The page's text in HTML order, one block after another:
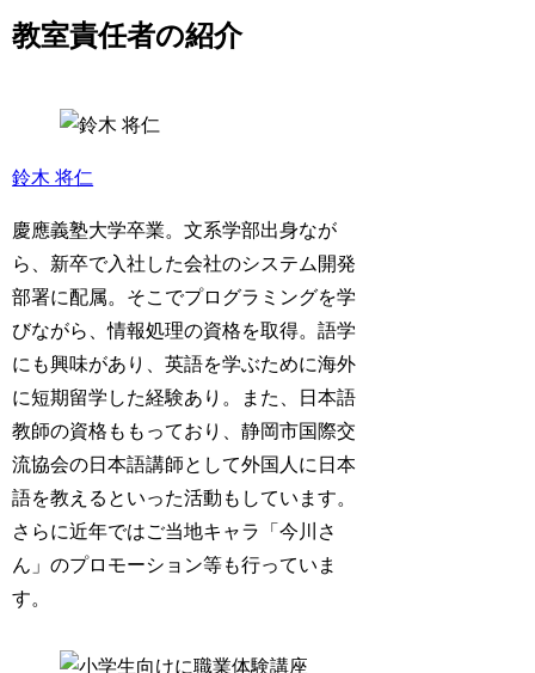
教室責任者の紹介
鈴木 将仁
慶應義塾大学卒業。文系学部出身なが
ら、新卒で入社した会社のシステム開発
部署に配属。そこでプログラミングを学
びながら、情報処理の資格を取得。語学
にも興味があり、英語を学ぶために海外
に短期留学した経験あり。また、日本語
教師の資格ももっており、静岡市国際交
流協会の日本語講師として外国人に日本
語を教えるといった活動もしています。
さらに近年ではご当地キャラ「今川さ
ん」のプロモーション等も行っていま
す。